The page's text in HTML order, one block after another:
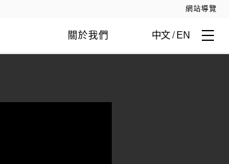
網站導覽
關於我們 中文 / EN